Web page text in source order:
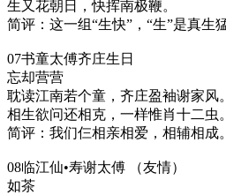
生又花朝日，快挥南极鞭。
简评：这一组“生快”，“生”是真生
07书童太傅齐庄生日
忘却营营
耽读江南若个童，齐庄盈袖谢家风。
相生欲问还相克，一样惟肖十二虫。
简评：我们仨相亲相爱，相辅相成。
08临江仙•寿谢太傅 （友情）
如茶